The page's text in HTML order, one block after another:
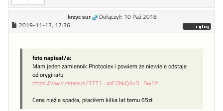
krzyc sur
Dołączył: 10 Paź 2018
2019-11-13, 17:36
foto napisał/a:
Mam jeden zamiennik Photoolex i powiem że niewiele odstaje
od oryginału
https://www.ceneo.pl/3771...xoC6hkQAvD_BwE#
Cena nieźle spadła, płaciłem kilka lat temu 65zł